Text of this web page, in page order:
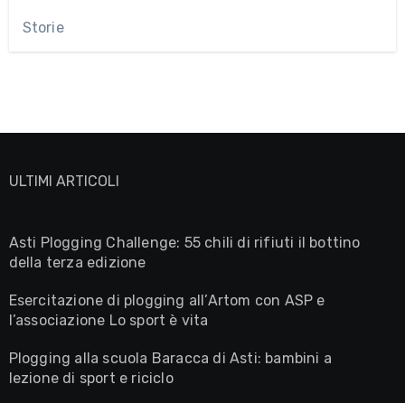
Storie
ULTIMI ARTICOLI
Asti Plogging Challenge: 55 chili di rifiuti il bottino
della terza edizione
Esercitazione di plogging all’Artom con ASP e
l’associazione Lo sport è vita
Plogging alla scuola Baracca di Asti: bambini a
lezione di sport e riciclo